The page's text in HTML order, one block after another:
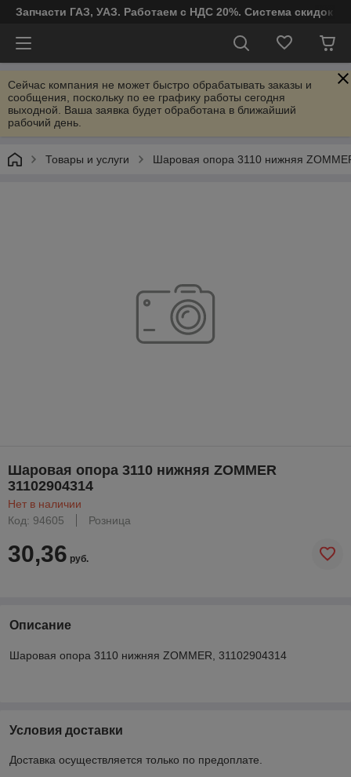
Запчасти ГАЗ, УАЗ. Работаем с НДС 20%. Система скидок
Сейчас компания не может быстро обрабатывать заказы и
сообщения, поскольку по ее графику работы сегодня
выходной. Ваша заявка будет обработана в ближайший
рабочий день.
Товары и услуги Шаровая опора 3110 нижняя
Шаровая опора 3110 нижняя ZOMMER
31102904314
Нет в наличии
Код: 94605
Розница
30,36 руб.
Описание
Шаровая опора 3110 нижняя ZOMMER, 31102904314
Условия доставки
Доставка осуществляется только по предоплате.